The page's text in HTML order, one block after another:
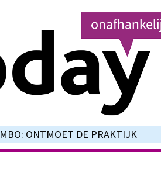
MBO: ONTMOET DE PRAKTIJK